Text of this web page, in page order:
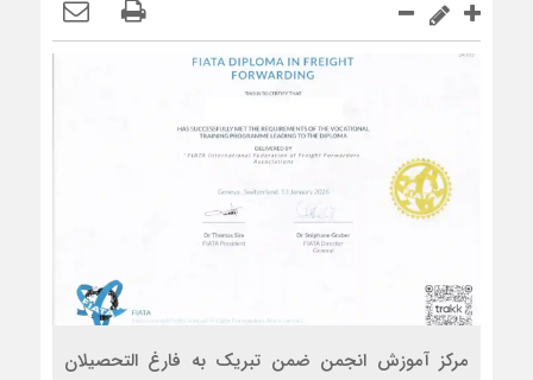
مرکز آموزش انجمن ضمن تبریک به فارغ التحصیلان